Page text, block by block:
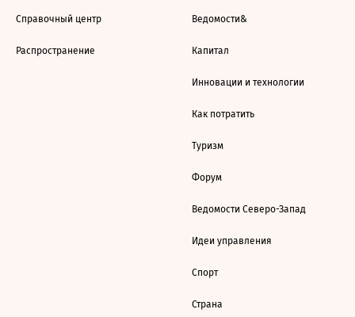
Справочный центр
Распространение
Ведомости&
Капитал
Инновации и технологии
Как потратить
Туризм
Форум
Ведомости Северо-Запад
Идеи управления
Спорт
Страна